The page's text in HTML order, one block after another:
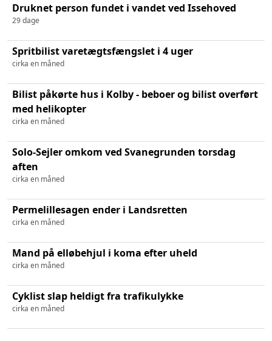
Druknet person fundet i vandet ved Issehoved
29 dage
Spritbilist varetægtsfængslet i 4 uger
cirka en måned
Bilist påkørte hus i Kolby - beboer og bilist overført
med helikopter
cirka en måned
Solo-Sejler omkom ved Svanegrunden torsdag
aften
cirka en måned
Permelillesagen ender i Landsretten
cirka en måned
Mand på elløbehjul i koma efter uheld
cirka en måned
Cyklist slap heldigt fra trafikulykke
cirka en måned